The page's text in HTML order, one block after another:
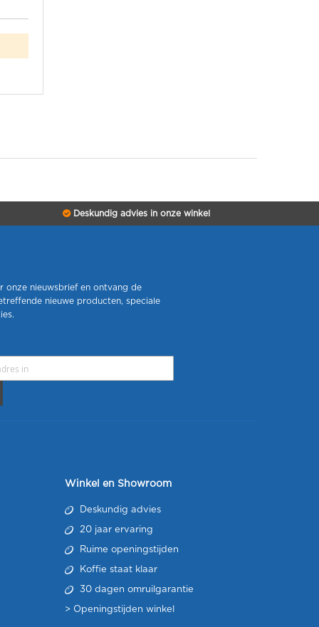
Deskundig advies in onze winkel
onze nieuwsbrief en ontvang de
nieuwe producten, speciale
Winkel en Showroom
Deskundig advies
20 jaar ervaring
Ruime openingstijden
Koffie staat klaar
30 dagen omruilgarantie
> Openingstijden winkel